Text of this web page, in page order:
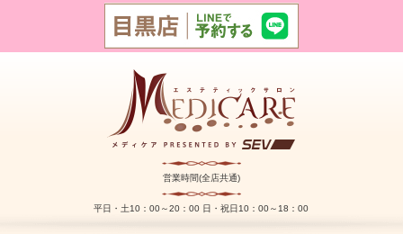
営業時間(全店共通)
平日・土10：00～20：00 日・祝日10：00～18：00